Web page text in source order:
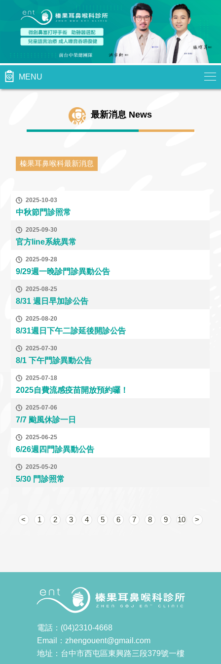
MENU
最新消息 News
榛果耳鼻喉科最新消息
2025-10-03
中秋節門診照常
2025-09-30
官方line系統異常
2025-09-28
9/29週一晚診門診異動公告
2025-08-25
8/31 週日早加診公告
2025-08-20
8/31週日下午二診延後開診公告
2025-07-30
8/1 下午門診異動公告
2025-07-18
2025自費流感疫苗開放預約囉！
2025-07-06
7/7 颱風休診一日
2025-06-25
6/26週四門診異動公告
2025-05-20
5/30 門診照常
< 1 2 3 4 5 6 7 8 9 10 >
電話：(04)2310-4668
Email：zhengouent@gmail.com
地址：台中市西屯區東興路三段379號一樓